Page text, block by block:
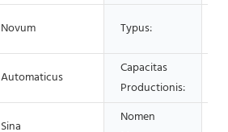
Novum Typus:
Automaticus
Capacitas
Productionis:
Sina
Nomen